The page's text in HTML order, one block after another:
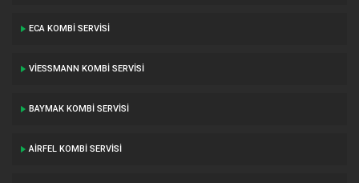
ECA KOMBI SERVISI
VIESSMANN KOMBI SERVISI
BAYMAK KOMBI SERVISI
AIRFEL KOMBI SERVISI